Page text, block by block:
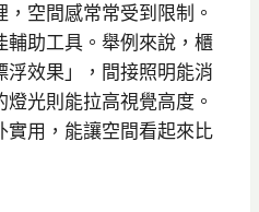
空間感常常受到限制。
輔助工具。舉例來說，櫃
效果」，間接照明能消
光則能拉高視覺高度。
實用，能讓空間看起來比